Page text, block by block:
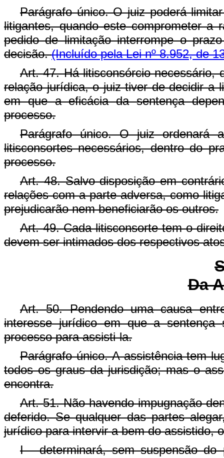
Parágrafo único. O juiz poderá
litigantes, quando este comprometer
pedido de limitação interrompe o
decisão.(Incluído pela Lei nº 8.952, de
Art. 47. Há litisconsórcio necessário,
relação jurídica, o juiz tiver de decidir a
em que a eficácia da sentença
processo.
Parágrafo único. O juiz ordenará
litisconsortes necessários, dentro do
processo.
Art. 48. Salvo disposição em
relações com a parte adversa, como
prejudicarão nem beneficiarão os outros.
Art. 49. Cada litisconsorte tem o
devem ser intimados dos respectivos
Da
Art. 50. Pendendo uma causa
interesse jurídico em que a
processo para assisti-la.
Parágrafo único. A assistência tem
todos os graus da jurisdição; mas o
encontra.
Art. 51. Não havendo impugnação
deferido. Se qualquer das partes
jurídico para intervir a bem do assistido,
I - determinará, sem suspensão do